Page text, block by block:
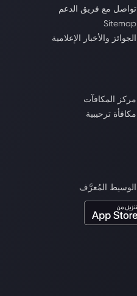
تواصل مع فريق الدعم
Sitemap
الجوائز والأخبار الإعلامية
مركز المكافآت
مكافأة ترحيبية
الوسيط المُعرَّف